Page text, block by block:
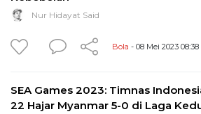
Nur Hidayat Said
Bola - 08 Mei 2023 08:38
SEA Games 2023: Timnas
22 Hajar Myanmar 5-0 di Laga